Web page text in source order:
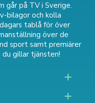
går på TV i Sverige.
bilagor och kolla
tablå för över
över de
sport samt premiärer
du gillar tjänsten!